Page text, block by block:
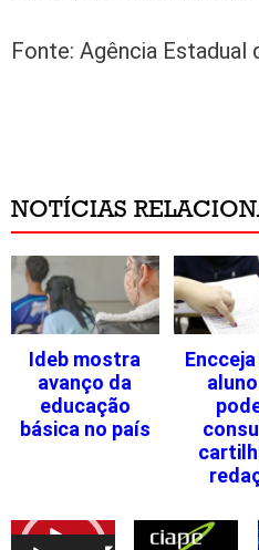
Fonte: Agência Estadual
NOTÍCIAS
Ideb mostra
avanço da
educação
básica no país
Tocador